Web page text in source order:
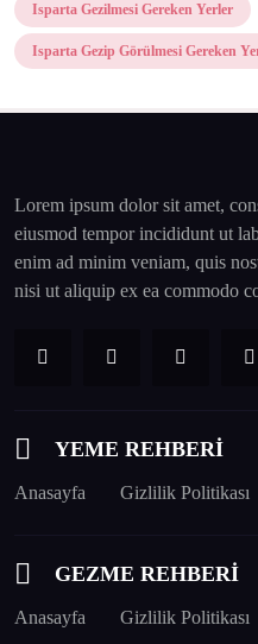
Isparta Gezilmesi Gereken Yerler
Isparta Gezip Görülmesi Gereken
Lorem ipsum dolor sit amet,
eiusmod tempor incididunt ut
enim ad minim veniam, quis
nisi ut aliquip ex ea commodo
YEME REHBERİ
Anasayfa Gizlilik Politikası
GEZME REHBERİ
Anasayfa Gizlilik Politikası